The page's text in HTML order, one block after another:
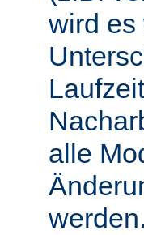
wird es
alle
werden.